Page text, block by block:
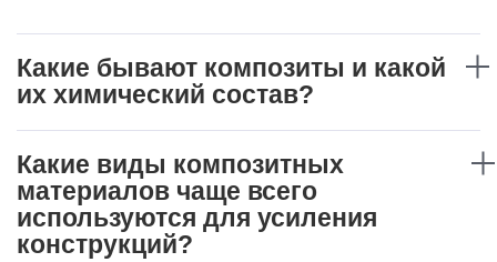
Какие бывают композиты и какой
их химический состав?
Какие виды композитных
материалов чаще всего
используются для усиления
конструкций?